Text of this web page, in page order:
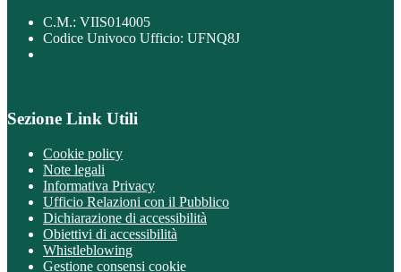
C.M.: VIIS014005
Codice Univoco Ufficio: UFNQ8J
Sezione Link Utili
Cookie policy
Note legali
Informativa Privacy
Ufficio Relazioni con il Pubblico
Dichiarazione di accessibilità
Obiettivi di accessibilità
Whistleblowing
Gestione consensi cookie